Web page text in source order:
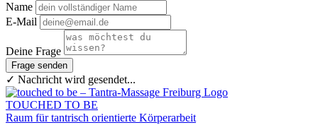
Name
E-Mail
Deine Frage
Frage senden
✓ Nachricht wird gesendet...
TOUCHED TO BE
Raum für tantrisch orientierte Körperarbeit